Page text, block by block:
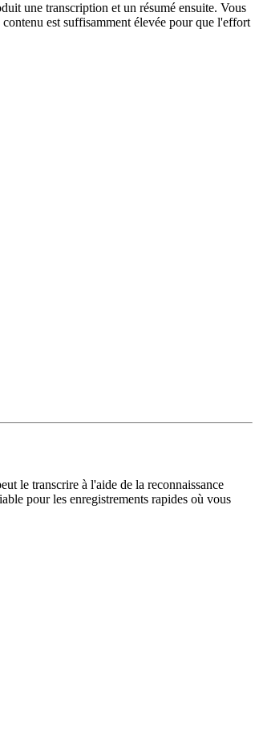
une transcription et un résumé ensuite. Vous
est suffisamment élevée pour que l'effort
le transcrire à l'aide de la reconnaissance
pour les enregistrements rapides où vous